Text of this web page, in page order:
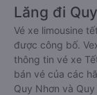
Lăng đi
Vé xe limousine
được công bố.
thông tin vé xe
bán vé của các
Quy Nhơn và